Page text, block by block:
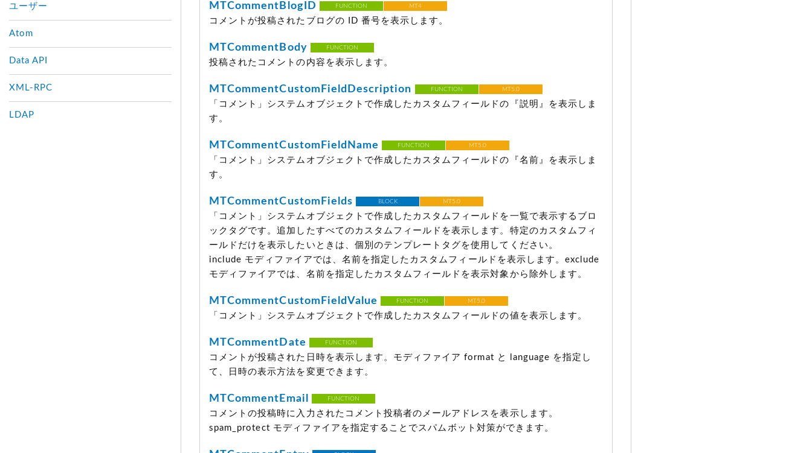
MTCommentBlogID FUNCTION MT4
コメントが投稿されたブログの ID 番号を表示します。
MTCommentBody FUNCTION
投稿されたコメントの内容を表示します。
MTCommentCustomFieldDescription FUNCTION MT5.0
「コメント」システムオブジェクトで作成したカスタムフィールドの『説明』を表示しま
す。
MTCommentCustomFieldName FUNCTION MT5.0
「コメント」システムオブジェクトで作成したカスタムフィールドの『名前』を表示しま
す。
MTCommentCustomFields BLOCK MT5.0
「コメント」システムオブジェクトで作成したカスタムフィールドを一覧で表示するブロ
ックタグです。追加したすべてのカスタムフィールドを表示します。特定のカスタムフィ
ールドだけを表示したいときは、個別のテンプレートタグを使用してください。
include モディファイアでは、名前を指定したカスタムフィールドを表示します。exclude
モディファイアでは、名前を指定したカスタムフィールドを表示対象から除外します。
MTCommentCustomFieldValue FUNCTION MT5.0
「コメント」システムオブジェクトで作成したカスタムフィールドの値を表示します。
MTCommentDate FUNCTION
コメントが投稿された日時を表示します。モディファイア format と language を指定し
て、日時の表示方法を変更できます。
MTCommentEmail FUNCTION
コメントの投稿時に入力されたコメント投稿者のメールアドレスを表示します。
spam_protect モディファイアを指定することでスパムボット対策ができます。
ユーザー
Atom
Data API
XML-RPC
LDAP